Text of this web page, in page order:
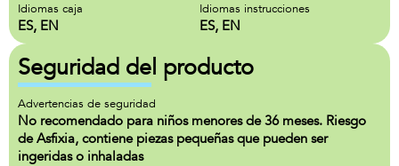
Idiomas caja
ES, EN
Idiomas instrucciones
ES, EN
Seguridad del producto
Advertencias de seguridad
No recomendado para niños menores de 36 meses. Riesgo
de Asfixia, contiene piezas pequeñas que pueden ser
ingeridas o inhaladas